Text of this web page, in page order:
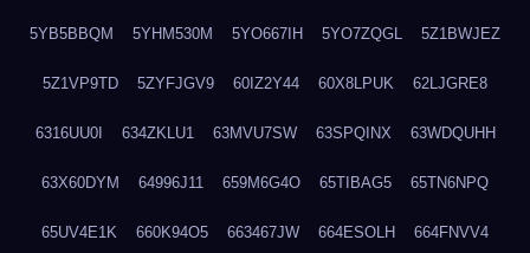
5YB5BBQM 5YHM530M 5YO667IH 5YO7ZQGL 5Z1BWJEZ
5Z1VP9TD 5ZYFJGV9 60IZ2Y44 60X8LPUK 62LJGRE8
6316UU0I 634ZKLU1 63MVU7SW 63SPQINX 63WDQUHH
63X60DYM 64996J11 659M6G4O 65TIBAG5 65TN6NPQ
65UV4E1K 660K94O5 663467JW 664ESOLH 664FNVV4